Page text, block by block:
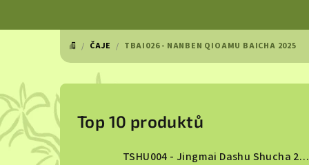
DOMŮ
/ ČAJE / TBAI026 - NANBEN QIOAMU BAICHA 2025
P
o
s
Top 10 produktů
TSHU004 - Jingmai Dashu Shucha 2013